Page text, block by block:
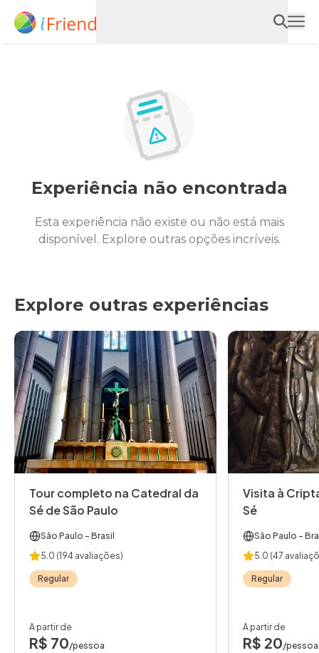
Experiência não encontrada
Esta experiência não existe ou não está mais
disponível. Explore outras opções incríveis.
Explore outras experiências
Tour completo na Catedral da
Sé de São Paulo
São Paulo - Brasil
5.0 (194 avaliações)
Regular
A partir de
R$ 70/pessoa
Visita à
Sé
São Paulo -
5.0 (47
Regular
A partir de
R$ 20/pessoa